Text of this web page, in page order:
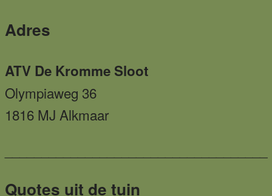
Footer
Adres
ATV De Kromme Sloot
Olympiaweg 36
1816 MJ Alkmaar
Quotes uit de tuin